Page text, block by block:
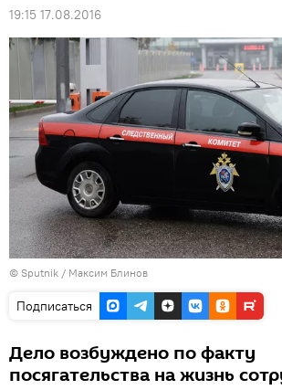
19:15 17.08.2016
© Sputnik / Максим Блинов
Подписаться
Дело возбуждено по факту
посягательства на жизнь